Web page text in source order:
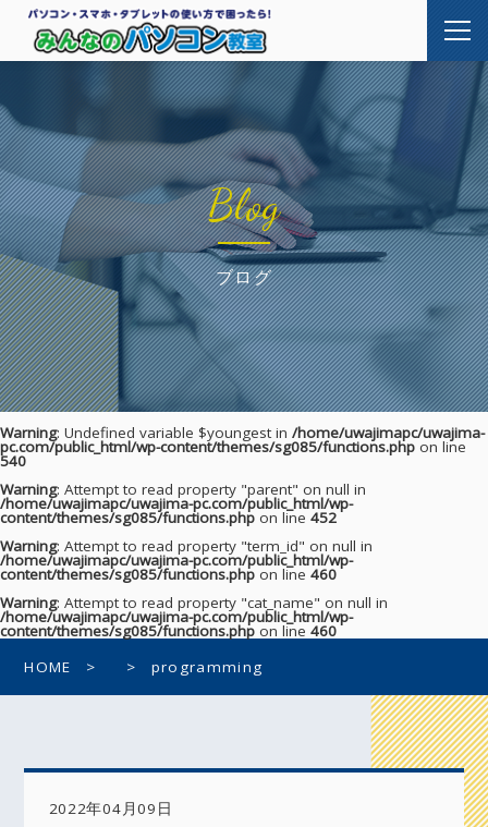
Blog
ブログ
Warning: Undefined variable $youngest in /home/uwajimapc/uwajima-
pc.com/public_html/wp-content/themes/sg085/functions.php on line
540
Warning: Attempt to read property "parent" on null in
/home/uwajimapc/uwajima-pc.com/public_html/wp-
content/themes/sg085/functions.php on line 452
Warning: Attempt to read property "term_id" on null in
/home/uwajimapc/uwajima-pc.com/public_html/wp-
content/themes/sg085/functions.php on line 460
Warning: Attempt to read property "cat_name" on null in
/home/uwajimapc/uwajima-pc.com/public_html/wp-
content/themes/sg085/functions.php on line 460
HOME
programming
2022年04月09日